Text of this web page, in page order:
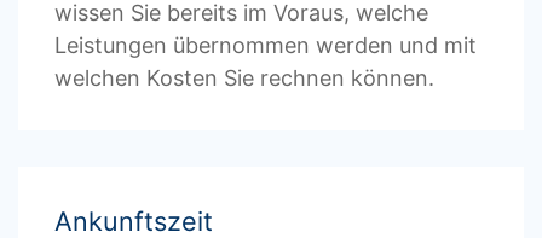
wissen Sie bereits im Voraus, welche
Leistungen übernommen werden und mit
welchen Kosten Sie rechnen können.
Ankunftszeit